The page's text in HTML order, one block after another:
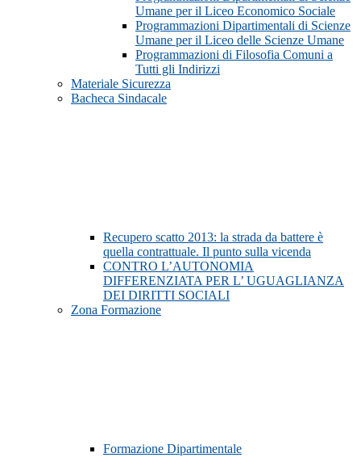
Umane per il Liceo Economico Sociale
Programmazioni Dipartimentali di Scienze
Umane per il Liceo delle Scienze Umane
Programmazioni di Filosofia Comuni a
Tutti gli Indirizzi
Materiale Sicurezza
Bacheca Sindacale
Recupero scatto 2013: la strada da battere è
quella contrattuale. Il punto sulla vicenda
CONTRO L’AUTONOMIA
DIFFERENZIATA PER L’ UGUAGLIANZA
DEI DIRITTI SOCIALI
Zona Formazione
Formazione Dipartimentale